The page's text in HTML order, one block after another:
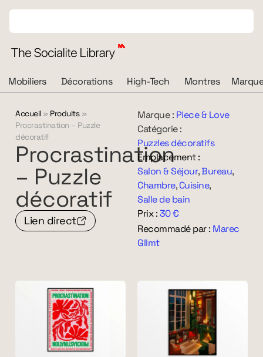
Mobiliers Décorations High-Tech Montres
Accueil» Produits»
Procrastination – Puzzle
décoratif
Procrastination
– Puzzle
décoratif
Lien direct
Marque : Piece & Love
Catégorie :
Puzzles décoratifs
Emplacement :
Salon & Séjour,Bureau,
Chambre, Cuisine,
Salle de bain
Prix :30 €
Recommadé par : Marec
Gllmt